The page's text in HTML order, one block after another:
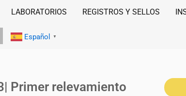
LABORATORIOS REGISTROS Y SELLOS
Español ▼
Primer relevamiento